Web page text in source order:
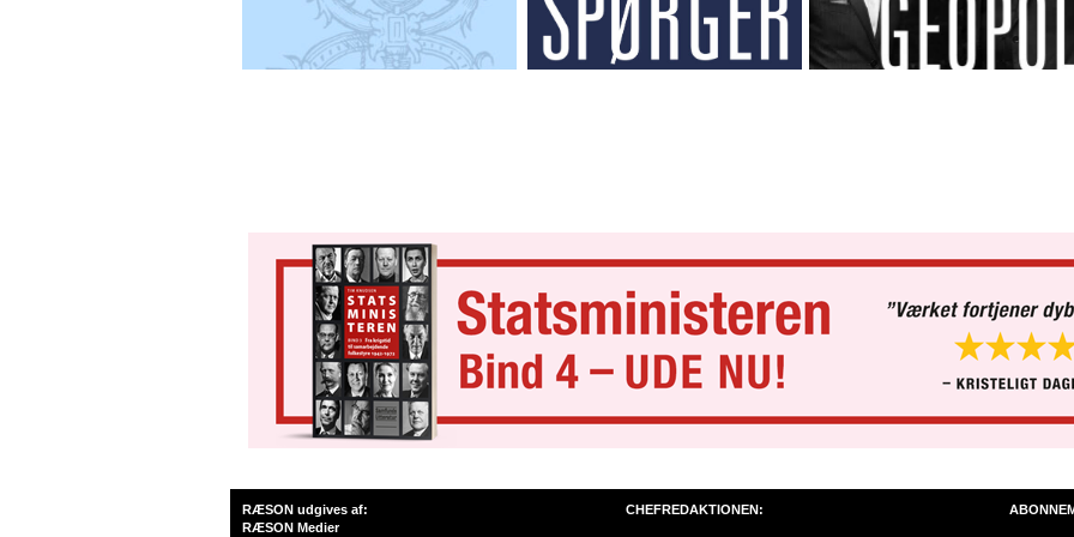
RÆSON udgives af:
RÆSON Medier
CHEFREDAKTIONEN: